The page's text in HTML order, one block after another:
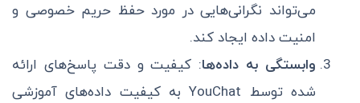
می‌تواند نگرانی‌هایی در مورد حفظ حریم خصوصی و
امنیت داده ایجاد کند.
وابستگی به داده‌ها: کیفیت و دقت پاسخ‌های ارائه
شده توسط YouChat به کیفیت داده‌های آموزشی